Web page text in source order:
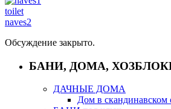
toilet
naves2
Обсуждение закрыто.
БАНИ, ДОМА,
ДАЧНЫЕ ДОМА
Дом в скандинавском